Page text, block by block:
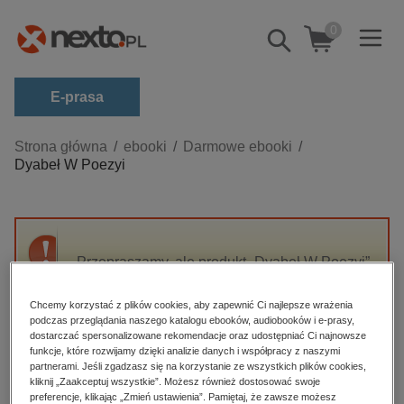
Pokaż/schowaj
wyszukiwarkę
0
E-prasa
Kategorie
Zobacz wszystkie E-prasa
budownictwo, aranżacja wnętrz
darmowe wydania
edukacja
hobby, sport, rozrywka
komputery, internet, technologie, informatyka
Strona główna ebooki
Darmowe ebooki
Dyabeł W Poezyi
Przepraszamy, ale produkt „Dyabeł W Poezyi”
High-contrast mode
Polecane
Chcemy korzystać z plików cookies, aby zapewnić Ci najlepsze wrażenia
podczas przeglądania naszego katalogu ebooków, audiobooków i e-prasy,
dostarczać spersonalizowane rekomendacje oraz udostępniać Ci najnowsze
funkcje, które rozwijamy dzięki analizie danych i współpracy z naszymi
partnerami. Jeśli zgadzasz się na korzystanie ze wszystkich plików cookies,
kliknij „Zaakceptuj wszystkie”. Możesz również dostosować swoje
preferencje, klikając „Zmień ustawienia”. Pamiętaj, że zawsze możesz